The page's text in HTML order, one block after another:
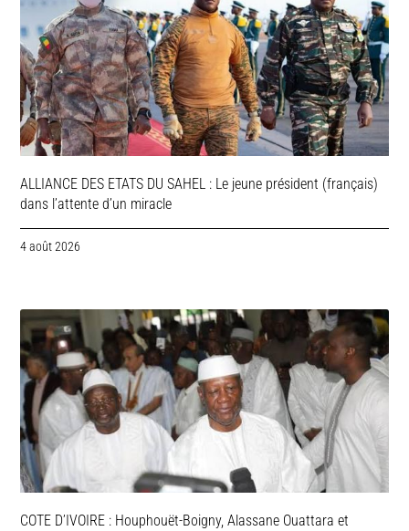
ALLIANCE DES ETATS DU SAHEL : Le jeune président (français)
dans l’attente d’un miracle
4 août 2026
COTE D’IVOIRE : Houphouët-Boigny, Alassane Ouattara et